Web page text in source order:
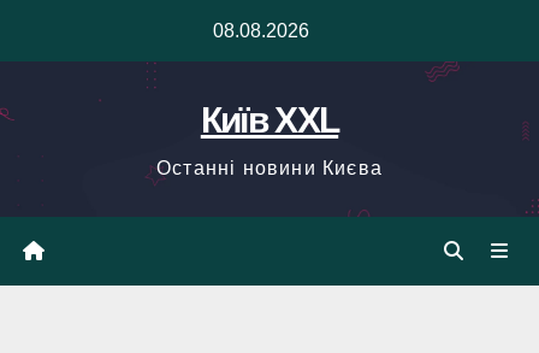
08.08.2026
Київ XXL
Останні новини Києва